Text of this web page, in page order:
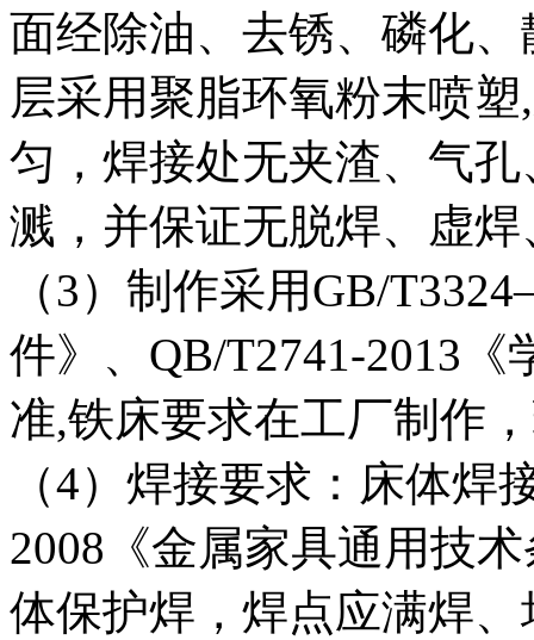
面经除油、去锈、磷化
层采用聚脂环氧粉末喷
匀，焊接处无夹渣、气
溅，并保证无脱焊、虚
（3）制作采用GB/
件》、QB/T2741-2013
准,铁床要求在工厂制作
（4）焊接要求：床体焊
2008《金属家具通用技
体保护焊，焊点应满焊